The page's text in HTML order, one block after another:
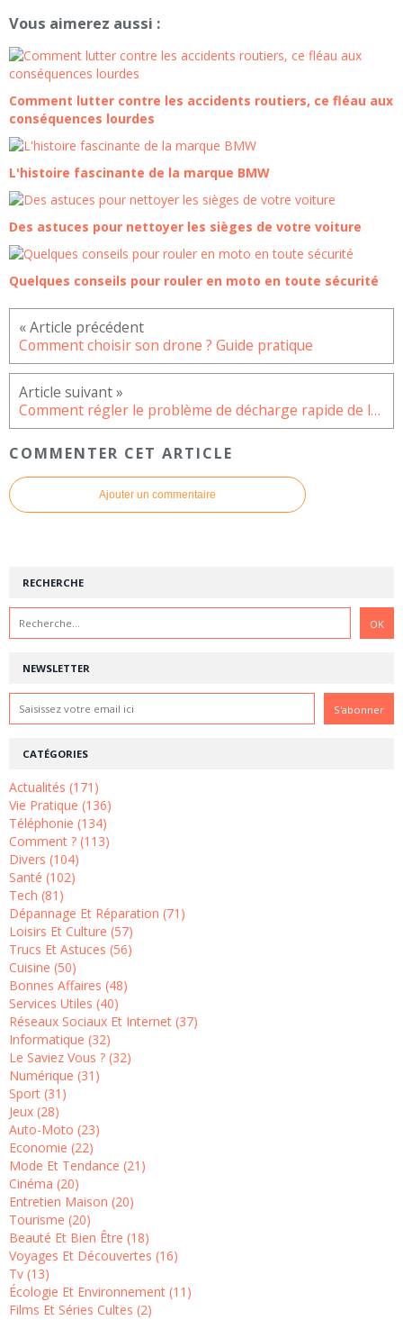
Vous aimerez aussi :
Comment lutter contre les accidents routiers, ce fléau aux
conséquences lourdes
L'histoire fascinante de la marque BMW
Des astuces pour nettoyer les sièges de votre voiture
Quelques conseils pour rouler en moto en toute sécurité
Comment choisir son drone ? Guide pratique
Comment régler le problème de décharge rapide de la batterie Galaxy A33
COMMENTER CET ARTICLE
Ajouter un commentaire
NEWSLETTER
RECHERCHE
CATÉGORIES
Actualités (171)
Vie Pratique (136)
Téléphonie (134)
Comment ? (113)
Divers (104)
Santé (102)
Tech (81)
Dépannage Et Réparation (71)
Loisirs Et Culture (57)
Trucs Et Astuces (56)
Cuisine (50)
Bonnes Affaires (48)
Services Utiles (40)
Réseaux Sociaux Et Internet (37)
Informatique (32)
Le Saviez Vous ? (32)
Numérique (31)
Sport (31)
Jeux (28)
Auto-Moto (23)
Economie (22)
Mode Et Tendance (21)
Cinéma (20)
Entretien Maison (20)
Tourisme (20)
Beauté Et Bien Être (18)
Voyages Et Découvertes (16)
Tv (13)
Écologie Et Environnement (11)
Films Et Séries Cultes (2)